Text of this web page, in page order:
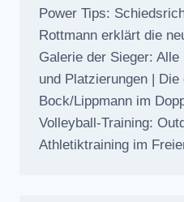
Power Tips:
Rottmann erklärt die
Galerie der Sieger:
und Platzierungen |
Bock/Lippmann im
Volleyball-Training:
Athletiktraining im